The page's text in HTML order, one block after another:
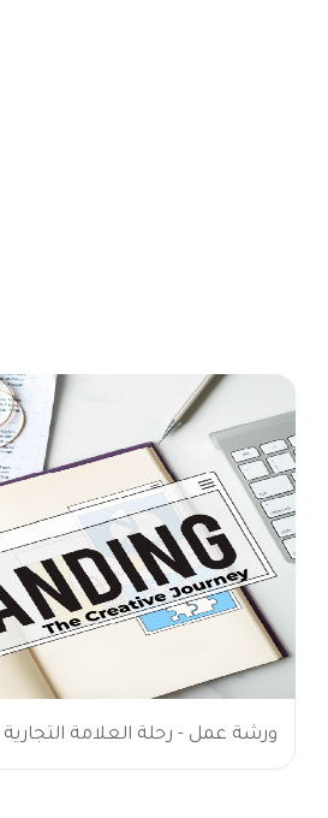
ورشة عمل - رحلة العلامة التجارية